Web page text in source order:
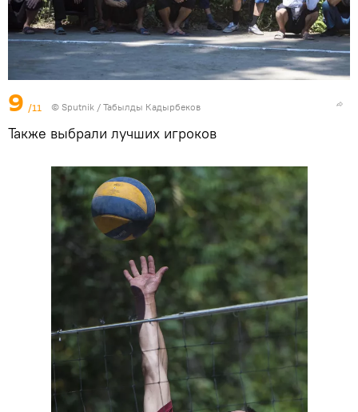
9 /11 © Sputnik / Табылды Кадырбеков
Также выбрали лучших игроков